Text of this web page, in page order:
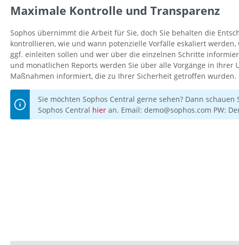
Maximale Kontrolle und Transparenz
Sophos übernimmt die Arbeit für Sie, doch Sie behalten die
kontrollieren, wie und wann potenzielle Vorfälle eskaliert
ggf. einleiten sollen und wer über die einzelnen Schritte
und monatlichen Reports werden Sie über alle Vorgänge in Ihrer
Maßnahmen informiert, die zu Ihrer Sicherheit getroffen wurden.
Sie möchten Sophos Central gerne sehen? Dann schauen
Sophos Central hier an. Email: demo@sophos.com PW: